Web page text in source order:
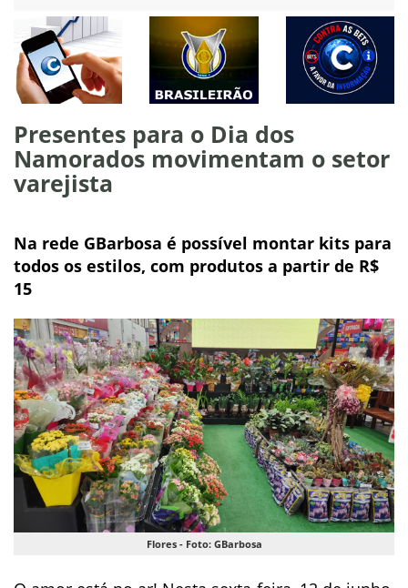
Presentes para o Dia dos
Namorados movimentam o setor
varejista
Na rede GBarbosa é possível montar kits para
todos os estilos, com produtos a partir de R$
15
Flores - Foto: GBarbosa